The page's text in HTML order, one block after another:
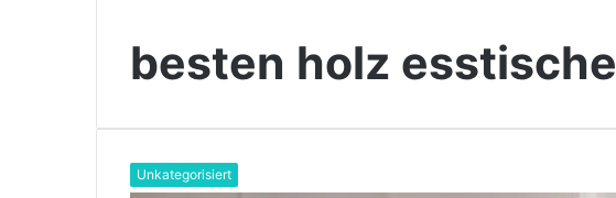
besten holz esstische
Unkategorisiert